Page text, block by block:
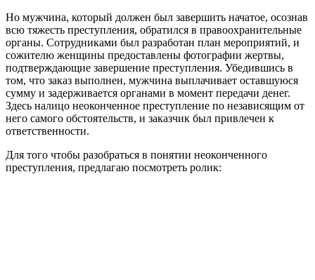
Но мужчина, который должен был завершить начатое, осознав
всю тяжесть преступления, обратился в правоохранительные
органы. Сотрудниками был разработан план мероприятий, и
сожителю женщины предоставлены фотографии жертвы,
подтверждающие завершение преступления. Убедившись в
том, что заказ выполнен, мужчина выплачивает оставшуюся
сумму и задерживается органами в момент передачи денег.
Здесь налицо неоконченное преступление по независящим от
него самого обстоятельств, и заказчик был привлечен к
ответственности.
Для того чтобы разобраться в понятии неоконченного
преступления, предлагаю посмотреть ролик: